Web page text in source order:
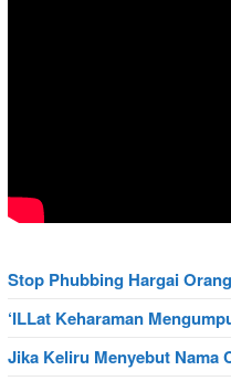
Stop Phubbing Hargai
‘ILLat Keharaman
Jika Keliru Menyebut Nama